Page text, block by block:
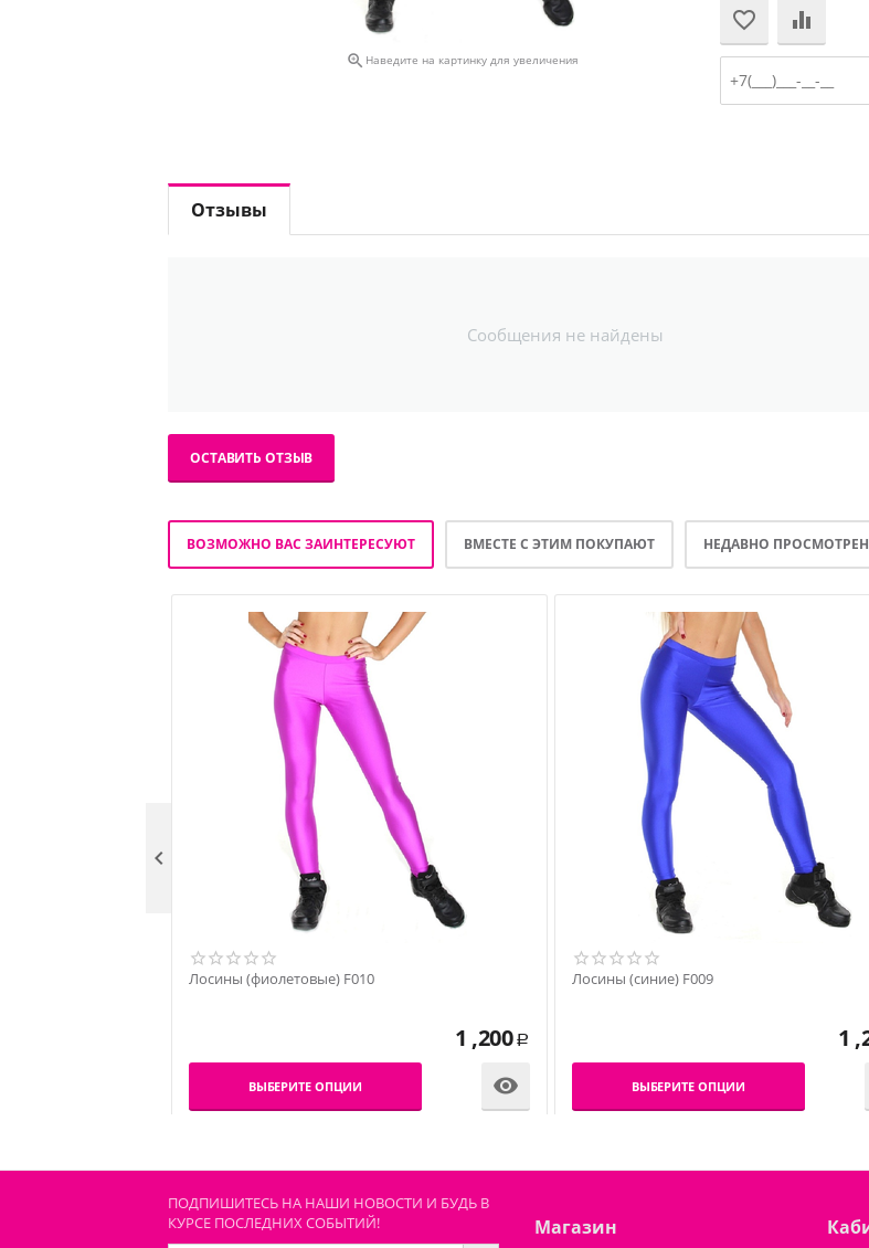
 Наведите на картинку для увеличения
Отзывы
Сообщения не найдены
ОСТАВИТЬ ОТЗЫВ
ВОЗМОЖНО ВАС ЗАИНТЕРЕСУЮТ ВМЕСТЕ С ЭТИМ ПОКУПАЮТ НЕДАВНО
Лосины (фиолетовые) F010
1 ,200 Р
ВЫБЕРИТЕ ОПЦИИ 
Лосины (синие) F009
1
ВЫБЕРИТЕ ОПЦИИ

ПОДПИШИТЕСЬ НА НАШИ НОВОСТИ И БУДЬ В
КУРСЕ ПОСЛЕДНИХ СОБЫТИЙ!
Магазин